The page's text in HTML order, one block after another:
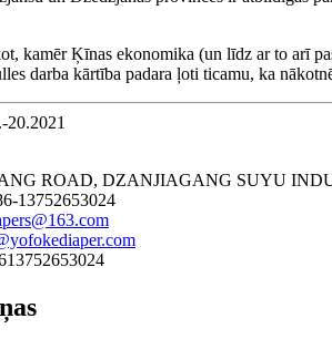
kamēr Ķīnas ekonomika (un līdz ar to arī
darba kārtība padara ļoti ticamu, ka
20.2021
ROAD, DZANJIAGANG SUYU
13752653024